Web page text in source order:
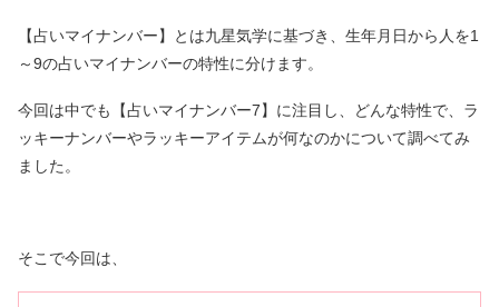
【占いマイナンバー】とは九星気学に基づき、生年月日から人を1
～9の占いマイナンバーの特性に分けます。
今回は中でも【占いマイナンバー7】に注目し、どんな特性で、ラ
ッキーナンバーやラッキーアイテムが何なのかについて調べてみ
ました。
そこで今回は、